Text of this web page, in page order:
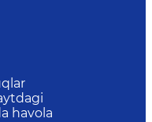
havola